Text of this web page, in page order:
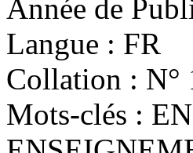
Année de
Langue : FR
Collation : N°
Mots-clés :